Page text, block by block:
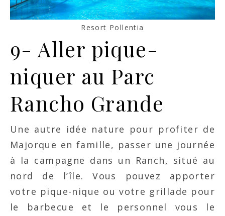
Resort Pollentia
9- Aller pique-
niquer au Parc
Rancho Grande
Une autre idée nature pour profiter de
Majorque en famille, passer une journée
à la campagne dans un Ranch, situé au
nord de l’île. Vous pouvez apporter
votre pique-nique ou votre grillade pour
le barbecue et le personnel vous le